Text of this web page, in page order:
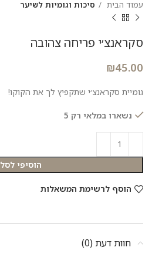
עמוד הבית סיכות וגומיות לשיער
סקראנצ׳י פריחה צהובה
₪45.00
גומיית סקראנצ׳י שתקפיץ לך את הקוקו!
נשארו במלאי רק 5
הוסיפי לסל
הוסף לרשימת המשאלות
חוות דעת (0)